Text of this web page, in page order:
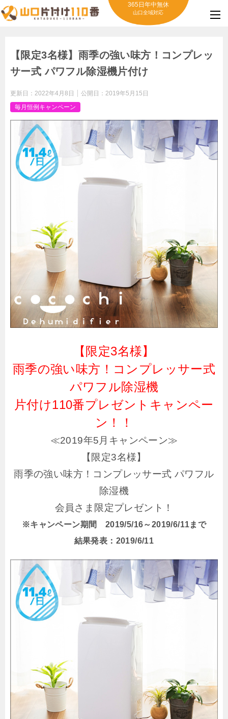
365日年中無休
山口全域対応
【限定3名様】雨季の強い味方！コンプレッ
サー式 パワフル除湿機片付け
更新日： 2022年4月8日 公開日： 2019年5月15日
毎月恒例キャンペーン
【限定3名様】
雨季の強い味方！コンプレッサー式
パワフル除湿機
片付け110番プレゼントキャンペー
ン！！
≪2019年5月キャンペーン≫
【限定3名様】
雨季の強い味方！コンプレッサー式 パワフル
除湿機
会員さま限定プレゼント！
※キャンペーン期間 2019/5/16～2019/6/11まで
結果発表：2019/6/11